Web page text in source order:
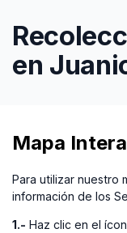
Adquisiciones
Canelones Te
en
Mapa
Para utilizar nuestro
información de los
1.- Haz clic en el